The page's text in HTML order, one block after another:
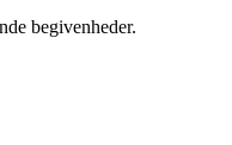
begivenheder.